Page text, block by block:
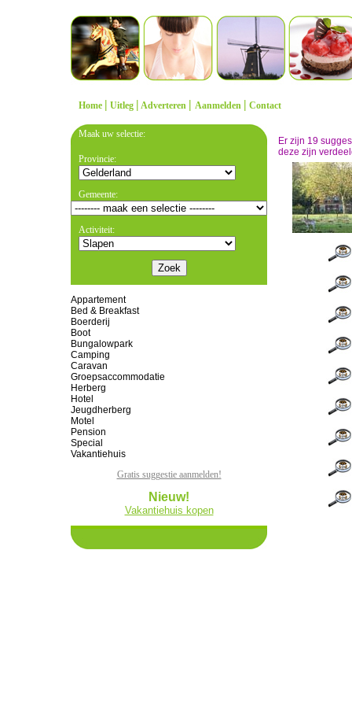
Home | Uitleg | Adverteren | Aanmelden | Contact
Maak uw selectie:
Provincie:
Gemeente:
Activiteit:
Appartement
Bed & Breakfast
Boerderij
Boot
Bungalowpark
Camping
Caravan
Groepsaccommodatie
Herberg
Hotel
Jeugdherberg
Motel
Pension
Special
Vakantiehuis
Gratis suggestie aanmelden!
Nieuw!
Vakantiehuis kopen
Er zijn 19
deze zijn